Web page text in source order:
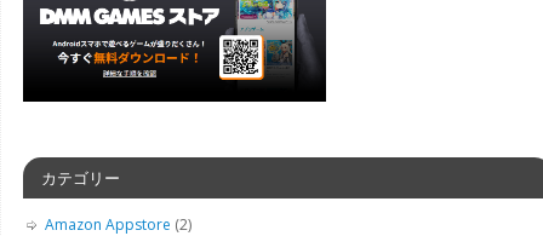
カテゴリー
Amazon Appstore (2)